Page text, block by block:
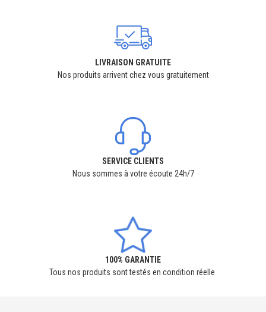
LIVRAISON GRATUITE
Nos produits arrivent chez vous gratuitement
SERVICE CLIENTS
Nous sommes à votre écoute 24h/7
100% GARANTIE
Tous nos produits sont testés en condition réelle